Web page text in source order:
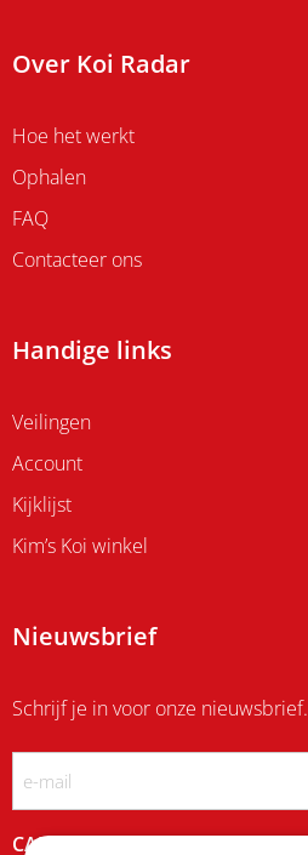
Over Koi Radar
Hoe het werkt
Ophalen
FAQ
Contacteer ons
Handige links
Veilingen
Account
Kijklijst
Kim’s Koi winkel
Nieuwsbrief
Schrijf je in voor onze nieuwsbrief.
CAPTCHA